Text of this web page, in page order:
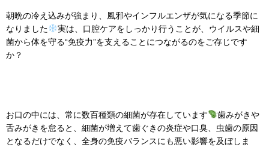
朝晩の冷え込みが強まり、風邪やインフルエンザが気になる季節に
なりました
実は、口腔ケアをしっかり行うことが、ウイルスや細
菌から体を守る“免疫力”を支えることにつながるのをご存じです
か？
お口の中には、常に数百種類の細菌が存在しています
歯みがきや
舌みがきを怠ると、細菌が増えて歯ぐきの炎症や口臭、虫歯の原因
となるだけでなく、全身の免疫バランスにも悪い影響を及ぼしま